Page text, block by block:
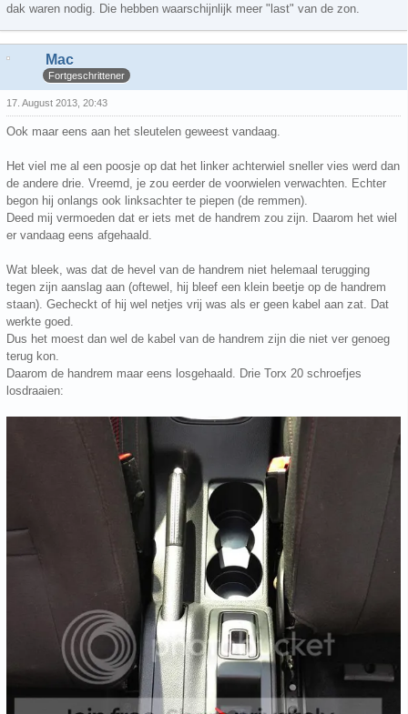
dak waren nodig. Die hebben waarschijnlijk meer "last" van de zon.
Mac
Fortgeschrittener
17. August 2013, 20:43
Ook maar eens aan het sleutelen geweest vandaag.
Het viel me al een poosje op dat het linker achterwiel sneller vies werd dan
de andere drie. Vreemd, je zou eerder de voorwielen verwachten. Echter
begon hij onlangs ook linksachter te piepen (de remmen).
Deed mij vermoeden dat er iets met de handrem zou zijn. Daarom het wiel
er vandaag eens afgehaald.
Wat bleek, was dat de hevel van de handrem niet helemaal terugging
tegen zijn aanslag aan (oftewel, hij bleef een klein beetje op de handrem
staan). Gecheckt of hij wel netjes vrij was als er geen kabel aan zat. Dat
werkte goed.
Dus het moest dan wel de kabel van de handrem zijn die niet ver genoeg
terug kon.
Daarom de handrem maar eens losgehaald. Drie Torx 20 schroefjes
losdraaien: